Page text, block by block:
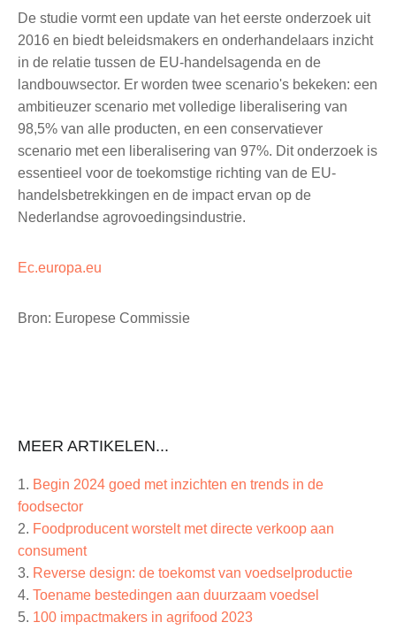
De studie vormt een update van het eerste onderzoek uit
2016 en biedt beleidsmakers en onderhandelaars inzicht
in de relatie tussen de EU-handelsagenda en de
landbouwsector. Er worden twee scenario's bekeken: een
ambitieuzer scenario met volledige liberalisering van
98,5% van alle producten, en een conservatiever
scenario met een liberalisering van 97%. Dit onderzoek is
essentieel voor de toekomstige richting van de EU-
handelsbetrekkingen en de impact ervan op de
Nederlandse agrovoedingsindustrie.
Ec.europa.eu
Bron: Europese Commissie
MEER ARTIKELEN...
Begin 2024 goed met inzichten en trends in de
foodsector
Foodpro­du­cent worstelt met directe verkoop aan
consument
Reverse design: de toekomst van voedsel­pro­ductie
Toename bestedingen aan duurzaam voedsel
100 impactma­kers in agrifood 2023